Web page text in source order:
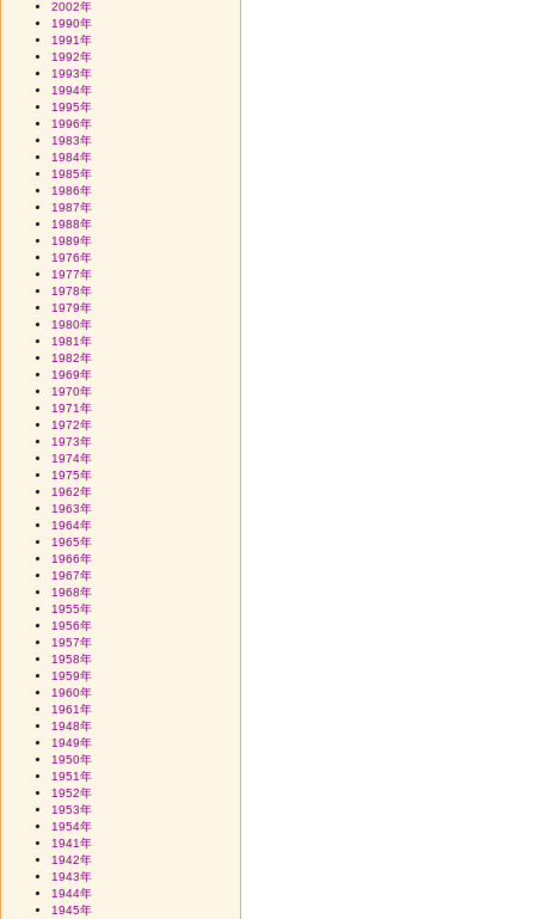
2002年
1990年
1991年
1992年
1993年
1994年
1995年
1996年
1983年
1984年
1985年
1986年
1987年
1988年
1989年
1976年
1977年
1978年
1979年
1980年
1981年
1982年
1969年
1970年
1971年
1972年
1973年
1974年
1975年
1962年
1963年
1964年
1965年
1966年
1967年
1968年
1955年
1956年
1957年
1958年
1959年
1960年
1961年
1948年
1949年
1950年
1951年
1952年
1953年
1954年
1941年
1942年
1943年
1944年
1945年